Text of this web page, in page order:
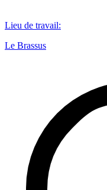
Lieu de travail:
Le Brassus